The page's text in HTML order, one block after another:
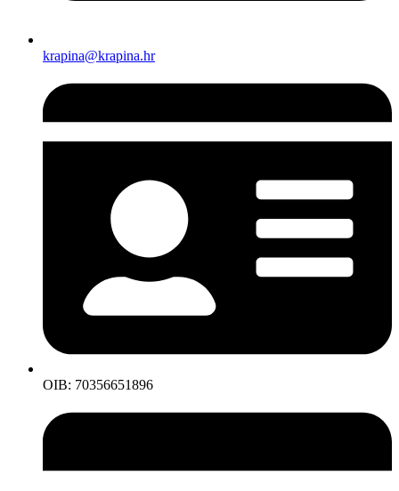
krapina@krapina.hr
OIB: 70356651896